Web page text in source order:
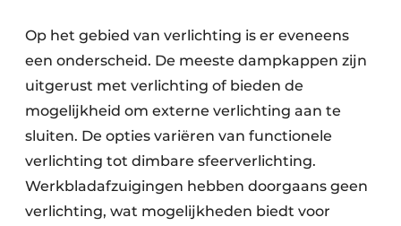
Op het gebied van verlichting is er eveneens
een onderscheid. De meeste dampkappen zijn
uitgerust met verlichting of bieden de
mogelijkheid om externe verlichting aan te
sluiten. De opties variëren van functionele
verlichting tot dimbare sfeerverlichting.
Werkbladafzuigingen hebben doorgaans geen
verlichting, wat mogelijkheden biedt voor